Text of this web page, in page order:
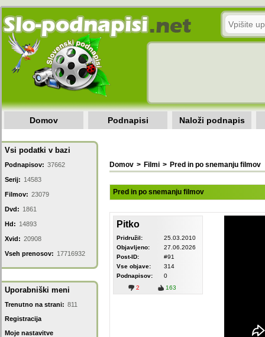
Domov Podnapisi Naloži podnapis
Vsi podatki v bazi
Podnapisov: 37662
Serij: 14583
Filmov: 23079
Dvd: 1861
Hd: 14893
Xvid: 20908
Vseh prenosov: 17716932
Uporabniški meni
Trenutno na strani: 811
Registracija
Moje nastavitve
Domov > Filmi > Pred in po snemanju filmov
Pred in po snemanju filmov
Pitko
Pridružil:
25.03.2010
Objavljeno:
27.06.2026
Post-ID:
#91
Vse objave:
314
Podnapisov:
0
2
163